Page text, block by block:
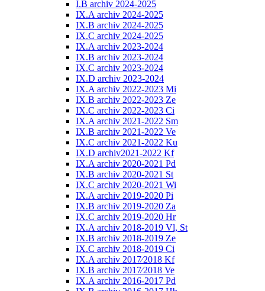
I.B archiv 2024-2025
IX.A archiv 2024-2025
IX.B archiv 2024-2025
IX.C archiv 2024-2025
IX.A archiv 2023-2024
IX.B archiv 2023-2024
IX.C archiv 2023-2024
IX.D archiv 2023-2024
IX.A archiv 2022-2023 Mi
IX.B archiv 2022-2023 Ze
IX.C archiv 2022-2023 Ci
IX.A archiv 2021-2022 Sm
IX.B archiv 2021-2022 Ve
IX.C archiv 2021-2022 Ku
IX.D archiv2021-2022 Kf
IX.A archiv 2020-2021 Pd
IX.B archiv 2020-2021 St
IX.C archiv 2020-2021 Wi
IX.A archiv 2019-2020 Pi
IX.B archiv 2019-2020 Za
IX.C archiv 2019-2020 Hr
IX.A archiv 2018-2019 Vl, St
IX.B archiv 2018-2019 Ze
IX.C archiv 2018-2019 Ci
IX.A archiv 2017⁄2018 Kf
IX.B archiv 2017⁄2018 Ve
IX.A archiv 2016-2017 Pd